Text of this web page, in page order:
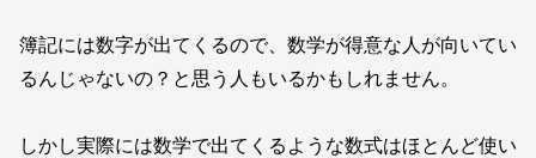
簿記には数字が出てくるので、数学が得意な人が向いてい
るんじゃないの？と思う人もいるかもしれません。
しかし実際には数学で出てくるような数式はほとんど使い